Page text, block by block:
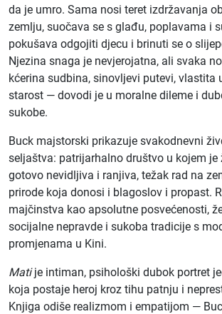
da je umro. Sama nosi teret izdržavanja
zemlju, suočava se s glađu, poplavama i
pokušava odgojiti djecu i brinuti se o
Njezina snaga je nevjerojatna, ali svaka
kćerina sudbina, sinovljevi putevi, vlastita
starost — dovodi je u moralne dileme i
sukobe.
Buck majstorski prikazuje svakodnevni
seljaštva: patrijarhalno društvo u kojem je
gotovo nevidljiva i ranjiva, težak rad na
prirode koja donosi i blagoslov i propast.
majčinstva kao apsolutne posvećenosti,
socijalne nepravde i sukoba tradicije s
promjenama u Kini.
Matije intiman, psihološki dubok portret
koja postaje heroj kroz tihu patnju i
Knjiga odiše realizmom i empatijom —